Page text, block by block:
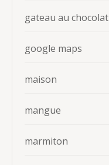
gateau au chocolat
google maps
maison
mangue
marmiton